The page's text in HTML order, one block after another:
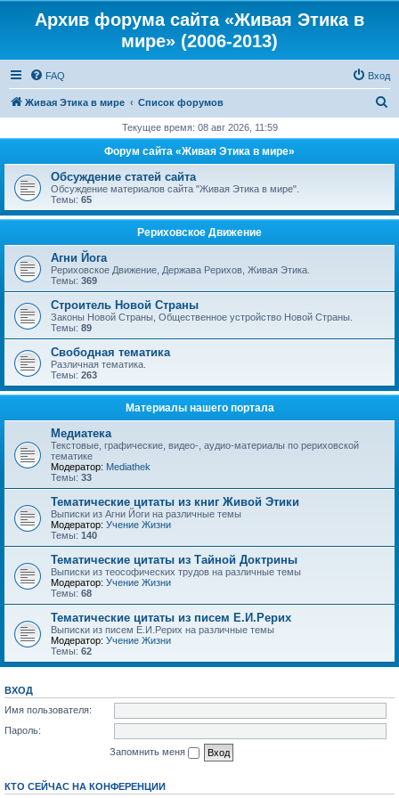
Архив форума сайта «Живая Этика в
мире» (2006-2013)
FAQ Вход
Живая Этика в мире Список форумов
с
Текущее время: 08 авг 2026, 11:59
Форум сайта «Живая Этика в мире»
Обсуждение статей сайта
Обсуждение материалов сайта "Живая Этика в мире".
Темы: 65
Рериховское Движение
Агни Йога
Рериховское Движение, Держава Рерихов, Живая Этика.
Темы: 369
Строитель Новой Страны
Законы Новой Страны, Общественное устройство Новой Страны.
Темы: 89
Свободная тематика
Различная тематика.
Темы: 263
Материалы нашего портала
Медиатека
Текстовые, графические, видео-, аудио-материалы по рериховской
тематике
Модератор: Mediathek
Темы: 33
Тематические цитаты из книг Живой Этики
Выписки из Агни Йоги на различные темы
Модератор: Учение Жизни
Темы: 140
Тематические цитаты из Тайной Доктрины
Выписки из теософических трудов на различные темы
Модератор: Учение Жизни
Темы: 68
Тематические цитаты из писем Е.И.Рерих
Выписки из писем Е.И.Рерих на различные темы
Модератор: Учение Жизни
Темы: 62
ВХОД
Имя пользователя:
Пароль:
Запомнить меня
КТО СЕЙЧАС НА КОНФЕРЕНЦИИ